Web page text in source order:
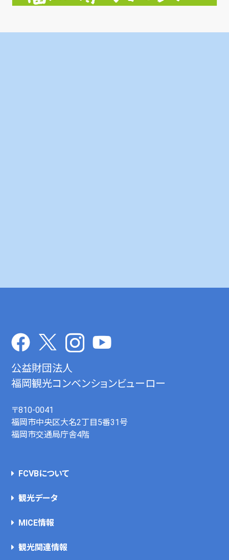
公益財団法人
福岡観光コンベンションビューロー
〒810-0041
福岡市中央区大名2丁目5番31号
福岡市交通局庁舎4階
FCVBについて
観光データ
MICE情報
観光関連情報